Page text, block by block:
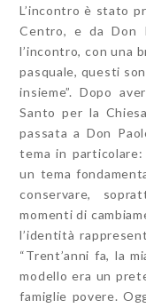
L’incontro è stato
Centro, e da Don
l’incontro, con una
pasquale, questi
insieme”. Dopo
Santo per la
passata a Don
tema in
un tema
conservare,
momenti di
l’identità
“Trent’anni fa, la
modello era un
famiglie povere.